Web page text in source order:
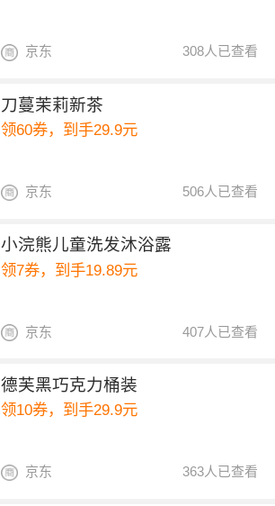
308人已查看
京东
刀蔓茉莉新茶
领60券，到手29.9元
506人已查看
京东
小浣熊儿童洗发沐浴露
领7券，到手19.89元
407人已查看
京东
德芙黑巧克力桶装
领10券，到手29.9元
363人已查看
京东